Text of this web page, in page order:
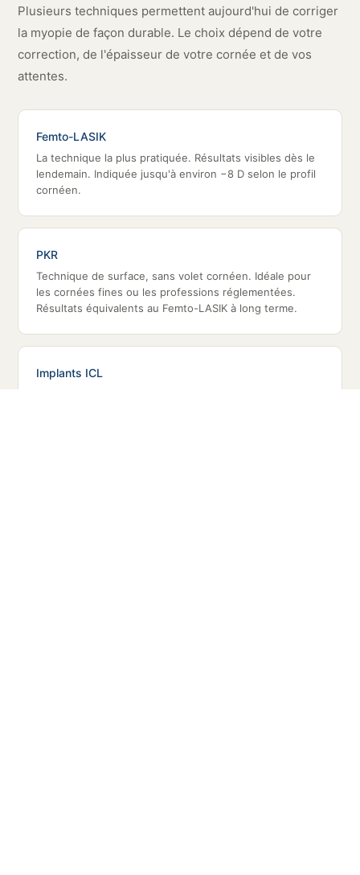
Plusieurs techniques permettent aujourd'hui de corriger
la myopie de façon durable. Le choix dépend de votre
correction, de l'épaisseur de votre cornée et de vos
attentes.
Femto-LASIK
La technique la plus pratiquée. Résultats visibles dès le
lendemain. Indiquée jusqu'à environ −8 D selon le profil
cornéen.
PKR
Technique de surface, sans volet cornéen. Idéale pour
les cornées fines ou les professions réglementées.
Résultats équivalents au Femto-LASIK à long terme.
Implants ICL